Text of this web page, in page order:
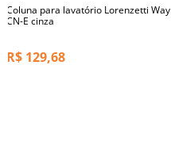
Coluna para lavatório Lorenzetti Way
CN-E cinza
R$ 129,68